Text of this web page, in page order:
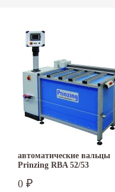
1030мм. В стандартной
повышенную
для проволоки. Двигатель
быть оснащены боковым упором
валом, электроприводом
автоматические вальцы
Prinzing RBA 52/53
0 ₽